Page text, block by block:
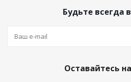
Будьте всегда
Оставайтесь